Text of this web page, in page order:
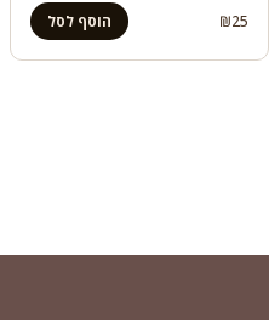
₪25 הוסף לסל